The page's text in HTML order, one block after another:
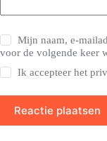
Mijn naam, e-
voor de volgende keer
Ik accepteer het
Reactie plaatsen